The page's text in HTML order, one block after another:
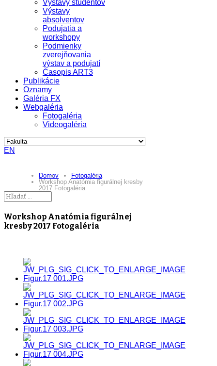
Výstavy študentov
Výstavy
absolventov
Podujatia a
workshopy
Podmienky
zverejňovania
výstav a podujatí
Časopis ART3
Publikácie
Oznamy
Galéria FX
Webgaléria
Fotogaléria
Videogaléria
EN
Domov
Fotogaléria
Workshop Anatómia figurálnej kresby
2017 Fotogaléria
Workshop Anatómia figurálnej
kresby 2017 Fotogaléria